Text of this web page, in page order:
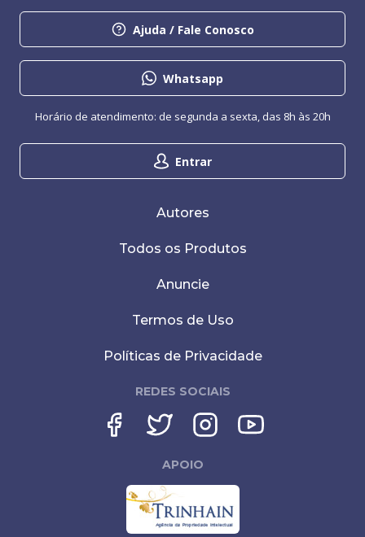
Ajuda / Fale Conosco
Whatsapp
Entrar
Horário de atendimento: de segunda a sexta, das 8h às 20h
Autores
Todos os Produtos
Anuncie
Termos de Uso
Políticas de Privacidade
REDES SOCIAIS
APOIO